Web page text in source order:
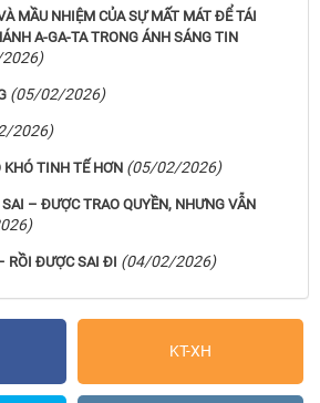
MẦU NHIỆM CỦA SỰ MẤT MÁT ĐỂ TÁI
A-GA-TA TRONG ÁNH SÁNG TIN
(05/02/2026)
2026)
KHÓ TINH TẾ HƠN (05/02/2026)
– ĐƯỢC TRAO QUYỀN, NHƯNG VẪN
RỒI ĐƯỢC SAI ĐI (04/02/2026)
KT-XH